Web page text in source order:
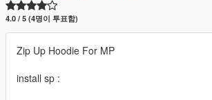
4.0 / 5 (4명이 투표함)
Zip Up Hoodie For MP
install sp :